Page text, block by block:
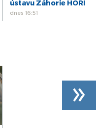
ústavu Záhorie HORÍ
dnes 16:51
»